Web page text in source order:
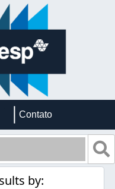
Contato
by: